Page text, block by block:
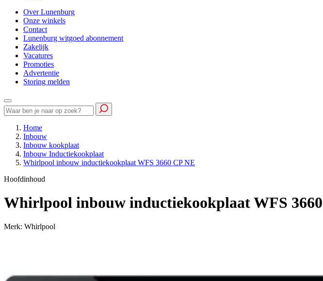
Over Lunenburg
Onze winkels
Contact
Lunenburg witgoed abonnement
Zakelijk
Vacatures
Promoties
Advertentie
Storing melden
Home
Inbouw
Inbouw kookplaat
Inbouw Inductiekookplaat
Whirlpool inbouw inductiekookplaat WFS 3660 CP NE
Hoofdinhoud
Whirlpool inbouw inductiekookplaat WFS
Merk: Whirlpool